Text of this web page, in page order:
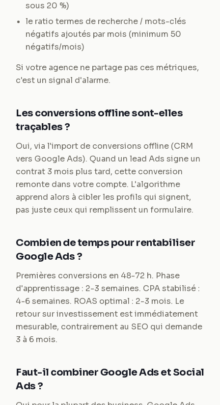
sous 20 %)
le ratio termes de recherche / mots-clés
négatifs ajoutés par mois (minimum 50
négatifs/mois)
Si votre agence ne partage pas ces métriques,
c'est un signal d'alarme.
Les conversions offline sont-elles
traçables ?
Oui, via l'import de conversions offline (CRM
vers Google Ads). Quand un lead Ads signe un
contrat 3 mois plus tard, cette conversion
remonte dans votre compte. L'algorithme
apprend alors à cibler les profils qui signent,
pas juste ceux qui remplissent un formulaire.
Combien de temps pour rentabiliser
Google Ads ?
Premières conversions en 48-72 h. Phase
d'apprentissage : 2-3 semaines. CPA stabilisé :
4-6 semaines. ROAS optimal : 2-3 mois. Le
retour sur investissement est immédiatement
mesurable, contrairement au SEO qui demande
3 à 6 mois.
Faut-il combiner Google Ads et Social
Ads ?